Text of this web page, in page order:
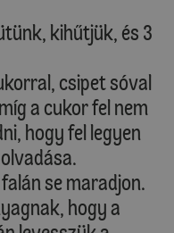
kihűtjük, és 3
csipet sóval
a cukor fel nem
hogy fel legyen
se maradjon.
hogy a